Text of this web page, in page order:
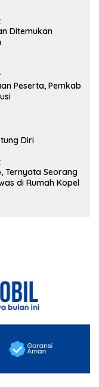
Ditemukan
Peserta, Pemkab
Diri
Ternyata Seorang
di Rumah Kopel